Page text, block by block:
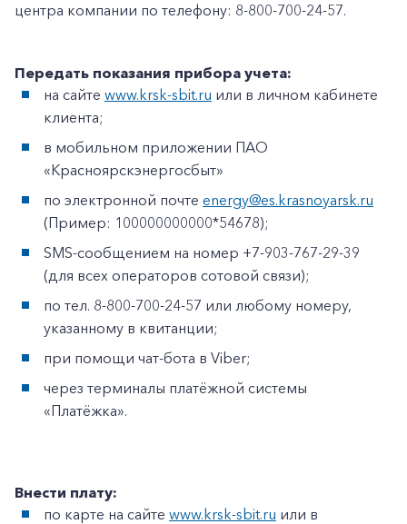
центра компании по телефону: 8-800-700-24-57.
Передать показания прибора учета:
на сайте www.krsk-sbit.ru или в личном кабинете
клиента;
в мобильном приложении ПАО
«Красноярскэнергосбыт»
по электронной почте energy@es.krasnoyarsk.ru
(Пример: 100000000000*54678);
SMS-сообщением на номер +7-903-767-29-39
(для всех операторов сотовой связи);
по тел. 8-800-700-24-57 или любому номеру,
указанному в квитанции;
при помощи чат-бота в Viber;
через терминалы платёжной системы
«Платёжка».
Внести плату:
по карте на сайте www.krsk-sbit.ru или в